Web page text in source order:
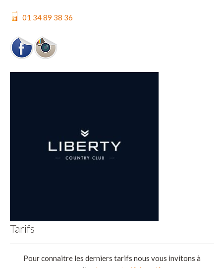
01 34 89 38 36
Tarifs
Pour connaitre les derniers tarifs nous vous invitons à